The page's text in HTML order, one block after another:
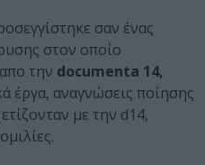
σαν ένας
στον οποίο
την documenta 14,
έργα, αναγνώσεις ποίησης
με την d14,